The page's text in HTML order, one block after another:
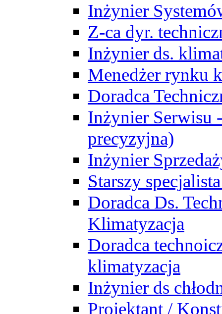
Inżynier
Z-ca dyr.
Inżynier ds.
Menedżer rynku
Doradca
Inżynier Serwisu
precyzyjna)
Inżynier
Starszy
Doradca Ds.
Klimatyzacja
Doradca
klimatyzacja
Inżynier ds
Projektant /